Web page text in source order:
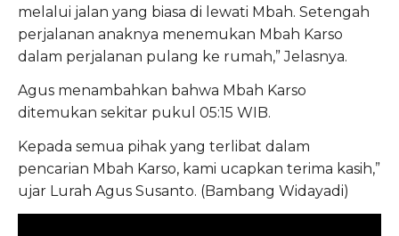
melalui jalan yang biasa di lewati Mbah. Setengah
perjalanan anaknya menemukan Mbah Karso
dalam perjalanan pulang ke rumah,” Jelasnya.
Agus menambahkan bahwa Mbah Karso
ditemukan sekitar pukul 05:15 WIB.
Kepada semua pihak yang terlibat dalam
pencarian Mbah Karso, kami ucapkan terima kasih,”
ujar Lurah Agus Susanto. (Bambang Widayadi)